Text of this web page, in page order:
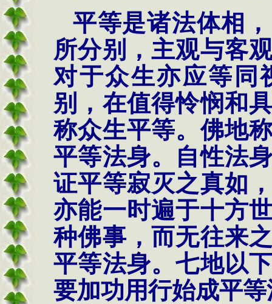
平等是诸法体相
所分别，主观与客
对于众生亦应等同
别，在值得怜悯和
称众生平等。佛地
平等法身。自性法
证平等寂灭之真如
亦能一时遍于十方
种佛事，而无往来
平等法身。七地以
要加功用行始成平